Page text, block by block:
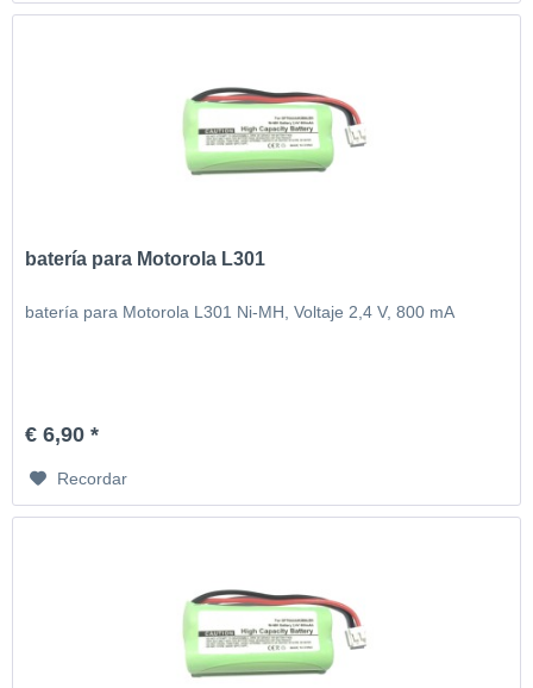
batería para Motorola L301
batería para Motorola L301 Ni-MH, Voltaje 2,4 V, 800 mA
€ 6,90 *
Recordar